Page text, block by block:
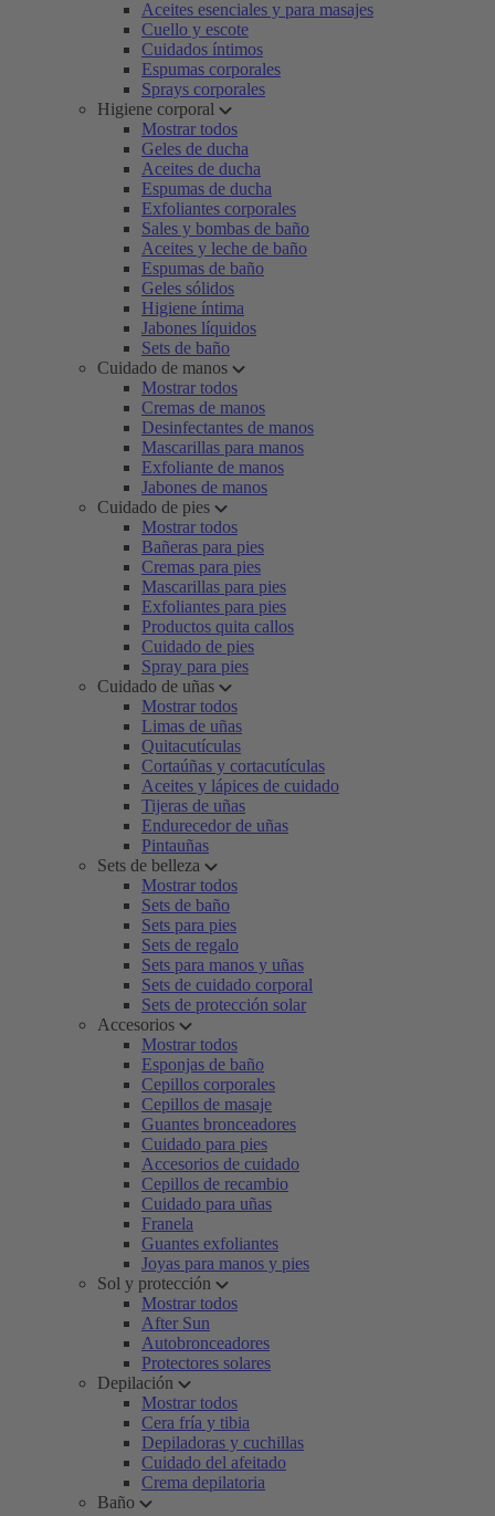
Aceites esenciales y para masajes
Cuello y escote
Cuidados íntimos
Espumas corporales
Sprays corporales
Higiene corporal
Mostrar todos
Geles de ducha
Aceites de ducha
Espumas de ducha
Exfoliantes corporales
Sales y bombas de baño
Aceites y leche de baño
Espumas de baño
Geles sólidos
Higiene íntima
Jabones líquidos
Sets de baño
Cuidado de manos
Mostrar todos
Cremas de manos
Desinfectantes de manos
Mascarillas para manos
Exfoliante de manos
Jabones de manos
Cuidado de pies
Mostrar todos
Bañeras para pies
Cremas para pies
Mascarillas para pies
Exfoliantes para pies
Productos quita callos
Cuidado de pies
Spray para pies
Cuidado de uñas
Mostrar todos
Limas de uñas
Quitacutículas
Cortaúñas y cortacutículas
Aceites y lápices de cuidado
Tijeras de uñas
Endurecedor de uñas
Pintauñas
Sets de belleza
Mostrar todos
Sets de baño
Sets para pies
Sets de regalo
Sets para manos y uñas
Sets de cuidado corporal
Sets de protección solar
Accesorios
Mostrar todos
Esponjas de baño
Cepillos corporales
Cepillos de masaje
Guantes bronceadores
Cuidado para pies
Accesorios de cuidado
Cepillos de recambio
Cuidado para uñas
Franela
Guantes exfoliantes
Joyas para manos y pies
Sol y protección
Mostrar todos
After Sun
Autobronceadores
Protectores solares
Depilación
Mostrar todos
Cera fría y tibia
Depiladoras y cuchillas
Cuidado del afeitado
Crema depilatoria
Baño